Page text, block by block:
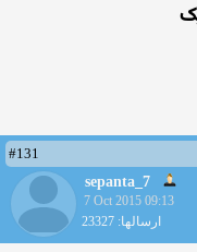
#131
sepanta_7
7 Oct 2015 09:13
ارسالها: 23327